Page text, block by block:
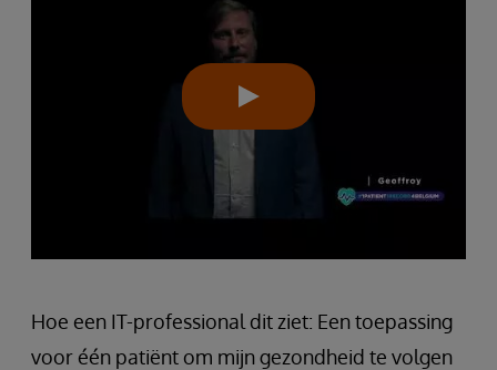
Hoe een IT-professional dit ziet: Een toepassing
voor één patiënt om mijn gezondheid te volgen